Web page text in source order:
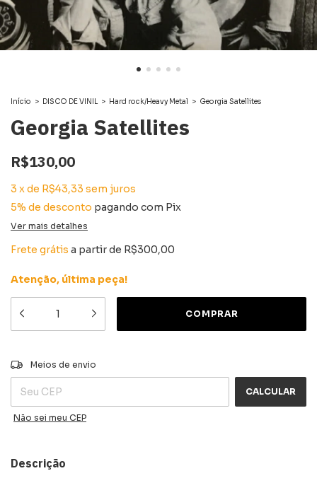
Início > DISCO DE VINIL > Hard rock/Heavy Metal > Georgia Satellites
Georgia Satellites
R$130,00
3 xde R$43,33 sem juros
5% de desconto pagando com Pix
Ver mais detalhes
Frete grátis a partir de R$300,00
Atenção, última peça!
Entregas para o CEP:
Meios de envio
CALCULAR
Não sei meu CEP
Descrição